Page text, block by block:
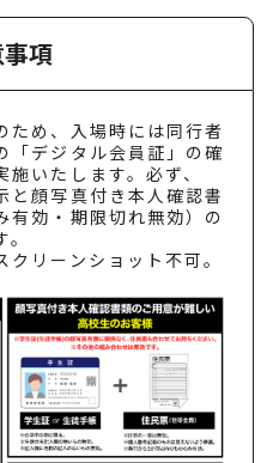
項
め、入場時には同行者
「デジタル会員証」の確
いたします。必ず、
と顔写真付き本人確認書
有効・期限切れ無効）の
リーンショット不可。